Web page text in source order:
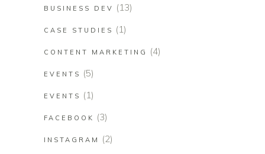
BUSINESS DEV (13)
CASE STUDIES (1)
CONTENT MARKETING (4)
EVENTS (5)
EVENTS (1)
FACEBOOK (3)
INSTAGRAM (2)